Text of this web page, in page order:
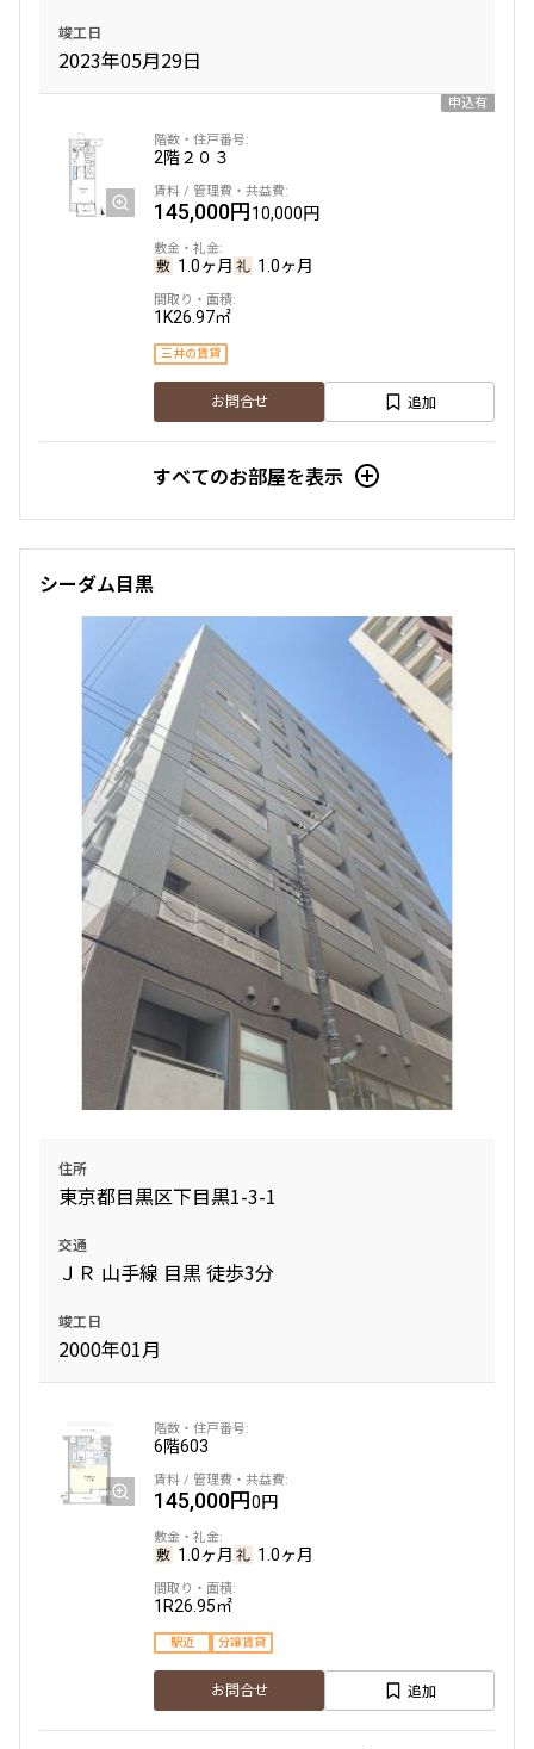
竣工日
2023年05月29日
申込有
2階２０３
145,000円10,000円
1.0ヶ月 1.0ヶ月
1K26.97㎡
三井の賃貸
お問合せ 追加
すべてのお部屋を表示
シーダム目黒
住所
東京都目黒区下目黒1-3-1
交通
ＪＲ 山手線 目黒 徒歩3分
竣工日
2000年01月
6階603
145,000円0円
1.0ヶ月 1.0ヶ月
1R26.95㎡
駅近 分譲賃貸
お問合せ 追加